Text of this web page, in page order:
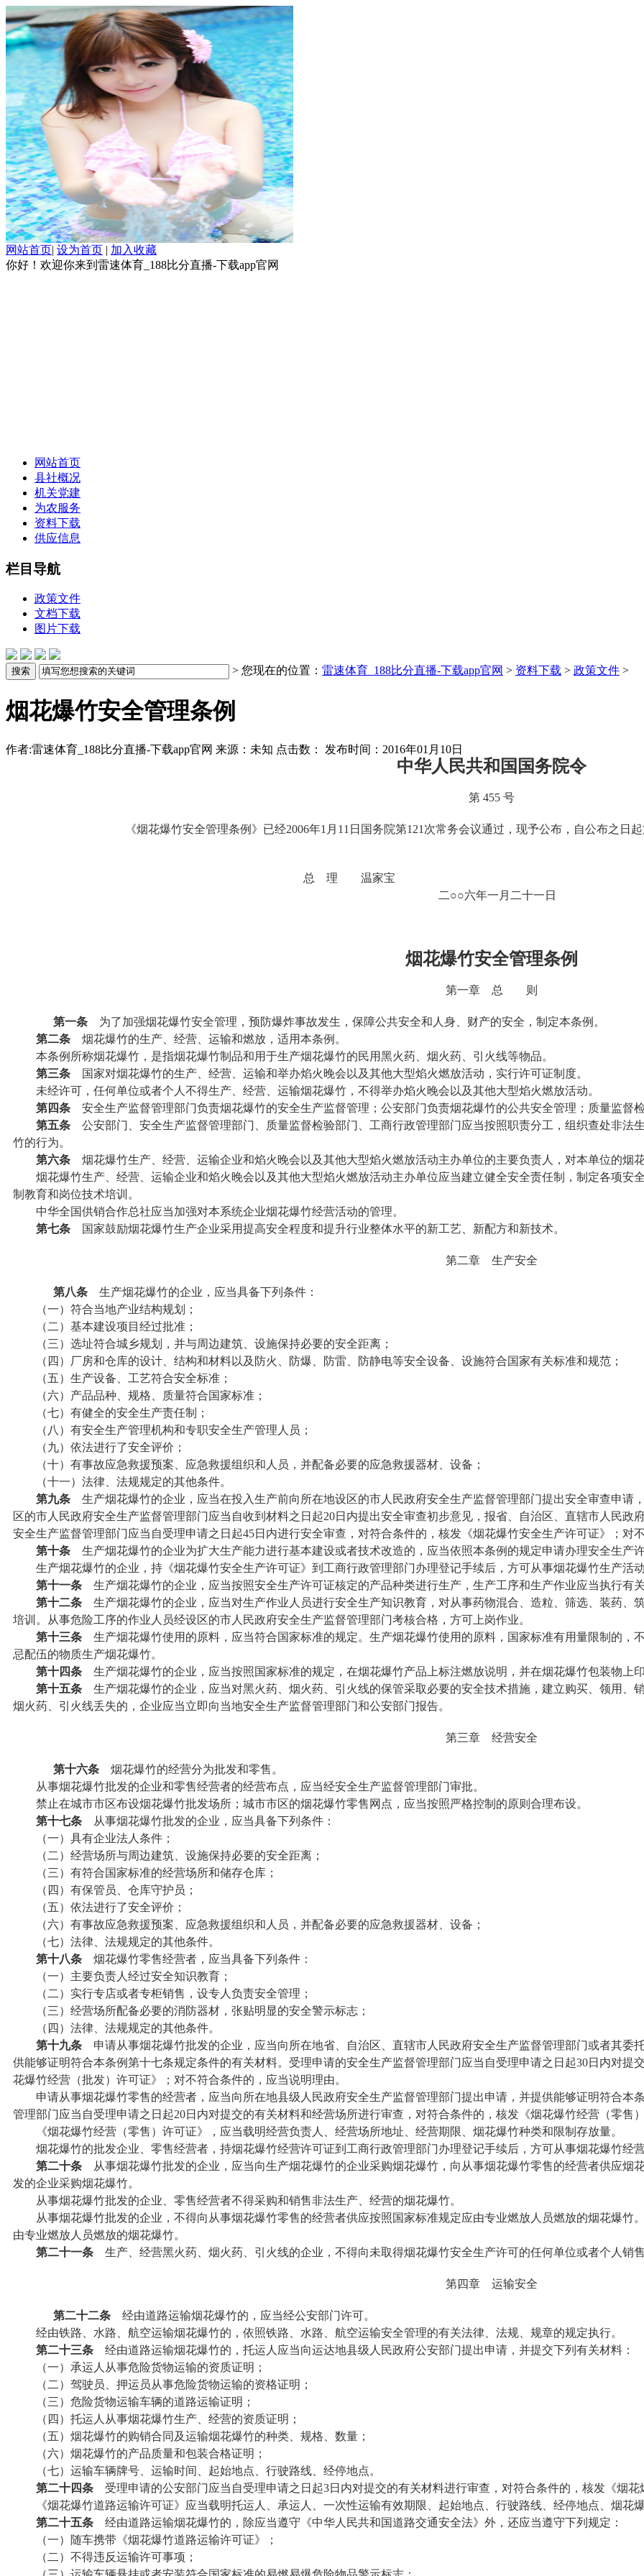
网站首页| 设为首页 | 加入收藏
你好！欢迎你来到雷速体育_188比分直播-下载app官网
网站首页
县社概况
机关党建
为农服务
资料下载
供应信息
栏目导航
政策文件
文档下载
图片下载
> 您现在的位置： 雷速体育_188比分直播-下载app官网 > 资料下载 > 政策文件 >
烟花爆竹安全管理条例
作者:雷速体育_188比分直播-下载app官网 来源：未知 点击数： 发布时间：2016年01月10日
中华人民共和国国务院令
第 455 号
《烟花爆竹安全管理条例》已经2006年1月11日国务院第121次常务会议通过，现予公布，自公布之日起
总 理 温家宝
二○○六年一月二十一日
烟花爆竹安全管理条例
第一章 总 则
第一条 为了加强烟花爆竹安全管理，预防爆炸事故发生，保障公共安全和人身、财产的安全，制定本条例。
第二条 烟花爆竹的生产、经营、运输和燃放，适用本条例。
本条例所称烟花爆竹，是指烟花爆竹制品和用于生产烟花爆竹的民用黑火药、烟火药、引火线等物品。
第三条 国家对烟花爆竹的生产、经营、运输和举办焰火晚会以及其他大型焰火燃放活动，实行许可证制度。
未经许可，任何单位或者个人不得生产、经营、运输烟花爆竹，不得举办焰火晚会以及其他大型焰火燃放活动。
第四条 安全生产监督管理部门负责烟花爆竹的安全生产监督管理；公安部门负责烟花爆竹的公共安全管理；质量监督
第五条 公安部门、安全生产监督管理部门、质量监督检验部门、工商行政管理部门应当按照职责分工，组织查处非法
竹的行为。
第六条 烟花爆竹生产、经营、运输企业和焰火晚会以及其他大型焰火燃放活动主办单位的主要负责人，对本单位的烟
烟花爆竹生产、经营、运输企业和焰火晚会以及其他大型焰火燃放活动主办单位应当建立健全安全责任制，制定各项安
制教育和岗位技术培训。
中华全国供销合作总社应当加强对本系统企业烟花爆竹经营活动的管理。
第七条 国家鼓励烟花爆竹生产企业采用提高安全程度和提升行业整体水平的新工艺、新配方和新技术。
第二章 生产安全
第八条 生产烟花爆竹的企业，应当具备下列条件：
（一）符合当地产业结构规划；
（二）基本建设项目经过批准；
（三）选址符合城乡规划，并与周边建筑、设施保持必要的安全距离；
（四）厂房和仓库的设计、结构和材料以及防火、防爆、防雷、防静电等安全设备、设施符合国家有关标准和规范；
（五）生产设备、工艺符合安全标准；
（六）产品品种、规格、质量符合国家标准；
（七）有健全的安全生产责任制；
（八）有安全生产管理机构和专职安全生产管理人员；
（九）依法进行了安全评价；
（十）有事故应急救援预案、应急救援组织和人员，并配备必要的应急救援器材、设备；
（十一）法律、法规规定的其他条件。
第九条 生产烟花爆竹的企业，应当在投入生产前向所在地设区的市人民政府安全生产监督管理部门提出安全审查申请
区的市人民政府安全生产监督管理部门应当自收到材料之日起20日内提出安全审查初步意见，报省、自治区、直辖市人民
安全生产监督管理部门应当自受理申请之日起45日内进行安全审查，对符合条件的，核发《烟花爆竹安全生产许可证》；对
第十条 生产烟花爆竹的企业为扩大生产能力进行基本建设或者技术改造的，应当依照本条例的规定申请办理安全生产
生产烟花爆竹的企业，持《烟花爆竹安全生产许可证》到工商行政管理部门办理登记手续后，方可从事烟花爆竹生产活
第十一条 生产烟花爆竹的企业，应当按照安全生产许可证核定的产品种类进行生产，生产工序和生产作业应当执行有
第十二条 生产烟花爆竹的企业，应当对生产作业人员进行安全生产知识教育，对从事药物混合、造粒、筛选、装药、
培训。从事危险工序的作业人员经设区的市人民政府安全生产监督管理部门考核合格，方可上岗作业。
第十三条 生产烟花爆竹使用的原料，应当符合国家标准的规定。生产烟花爆竹使用的原料，国家标准有用量限制的，
忌配伍的物质生产烟花爆竹。
第十四条 生产烟花爆竹的企业，应当按照国家标准的规定，在烟花爆竹产品上标注燃放说明，并在烟花爆竹包装物上
第十五条 生产烟花爆竹的企业，应当对黑火药、烟火药、引火线的保管采取必要的安全技术措施，建立购买、领用、
烟火药、引火线丢失的，企业应当立即向当地安全生产监督管理部门和公安部门报告。
第三章 经营安全
第十六条 烟花爆竹的经营分为批发和零售。
从事烟花爆竹批发的企业和零售经营者的经营布点，应当经安全生产监督管理部门审批。
禁止在城市市区布设烟花爆竹批发场所；城市市区的烟花爆竹零售网点，应当按照严格控制的原则合理布设。
第十七条 从事烟花爆竹批发的企业，应当具备下列条件：
（一）具有企业法人条件；
（二）经营场所与周边建筑、设施保持必要的安全距离；
（三）有符合国家标准的经营场所和储存仓库；
（四）有保管员、仓库守护员；
（五）依法进行了安全评价；
（六）有事故应急救援预案、应急救援组织和人员，并配备必要的应急救援器材、设备；
（七）法律、法规规定的其他条件。
第十八条 烟花爆竹零售经营者，应当具备下列条件：
（一）主要负责人经过安全知识教育；
（二）实行专店或者专柜销售，设专人负责安全管理；
（三）经营场所配备必要的消防器材，张贴明显的安全警示标志；
（四）法律、法规规定的其他条件。
第十九条 申请从事烟花爆竹批发的企业，应当向所在地省、自治区、直辖市人民政府安全生产监督管理部门或者其委
供能够证明符合本条例第十七条规定条件的有关材料。受理申请的安全生产监督管理部门应当自受理申请之日起30日内对提
花爆竹经营（批发）许可证》；对不符合条件的，应当说明理由。
申请从事烟花爆竹零售的经营者，应当向所在地县级人民政府安全生产监督管理部门提出申请，并提供能够证明符合本
管理部门应当自受理申请之日起20日内对提交的有关材料和经营场所进行审查，对符合条件的，核发《烟花爆竹经营（零售
《烟花爆竹经营（零售）许可证》，应当载明经营负责人、经营场所地址、经营期限、烟花爆竹种类和限制存放量。
烟花爆竹的批发企业、零售经营者，持烟花爆竹经营许可证到工商行政管理部门办理登记手续后，方可从事烟花爆竹经
第二十条 从事烟花爆竹批发的企业，应当向生产烟花爆竹的企业采购烟花爆竹，向从事烟花爆竹零售的经营者供应烟
发的企业采购烟花爆竹。
从事烟花爆竹批发的企业、零售经营者不得采购和销售非法生产、经营的烟花爆竹。
从事烟花爆竹批发的企业，不得向从事烟花爆竹零售的经营者供应按照国家标准规定应由专业燃放人员燃放的烟花爆竹
由专业燃放人员燃放的烟花爆竹。
第二十一条 生产、经营黑火药、烟火药、引火线的企业，不得向未取得烟花爆竹安全生产许可的任何单位或者个人销
第四章 运输安全
第二十二条 经由道路运输烟花爆竹的，应当经公安部门许可。
经由铁路、水路、航空运输烟花爆竹的，依照铁路、水路、航空运输安全管理的有关法律、法规、规章的规定执行。
第二十三条 经由道路运输烟花爆竹的，托运人应当向运达地县级人民政府公安部门提出申请，并提交下列有关材料：
（一）承运人从事危险货物运输的资质证明；
（二）驾驶员、押运员从事危险货物运输的资格证明；
（三）危险货物运输车辆的道路运输证明；
（四）托运人从事烟花爆竹生产、经营的资质证明；
（五）烟花爆竹的购销合同及运输烟花爆竹的种类、规格、数量；
（六）烟花爆竹的产品质量和包装合格证明；
（七）运输车辆牌号、运输时间、起始地点、行驶路线、经停地点。
第二十四条 受理申请的公安部门应当自受理申请之日起3日内对提交的有关材料进行审查，对符合条件的，核发《烟
《烟花爆竹道路运输许可证》应当载明托运人、承运人、一次性运输有效期限、起始地点、行驶路线、经停地点、烟花
第二十五条 经由道路运输烟花爆竹的，除应当遵守《中华人民共和国道路交通安全法》外，还应当遵守下列规定：
（一）随车携带《烟花爆竹道路运输许可证》；
（二）不得违反运输许可事项；